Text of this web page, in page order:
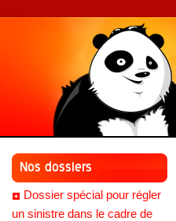
Nos dossiers
Dossier spécial pour régler
un sinistre dans le cadre de